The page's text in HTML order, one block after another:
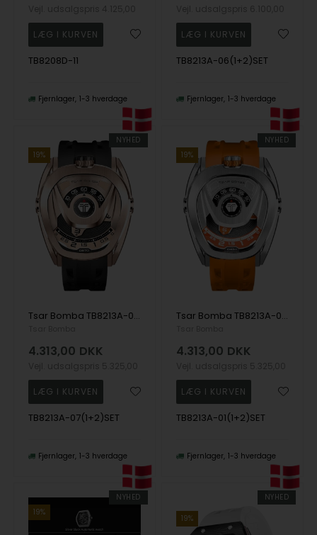
TB8208D-11
Fjernlager 1-3 hverdage
TB8213A-06(1+2)SET
Fjernlager 1-3 hverdage
NYHED
19%
Tsar Bomba TB8213A-07(1+2)SET herre klokker Reactor Interchangeable Automatic Watch 44mm 10ATM
4.313,00 DKK
TB8213A-07(1+2)SET
Fjernlager 1-3 hverdage
NYHED
19%
Tsar Bomba TB8213A-01(1+2)SET herre klokker Reactor Interchangeable Automatic Watch 44mm 10ATM
4.313,00 DKK
TB8213A-01(1+2)SET
Fjernlager 1-3 hverdage
NYHED
19%
NYHED
19%